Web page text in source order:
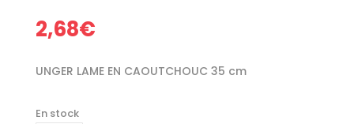
2,68€
UNGER LAME EN CAOUTCHOUC 35 cm
En stock